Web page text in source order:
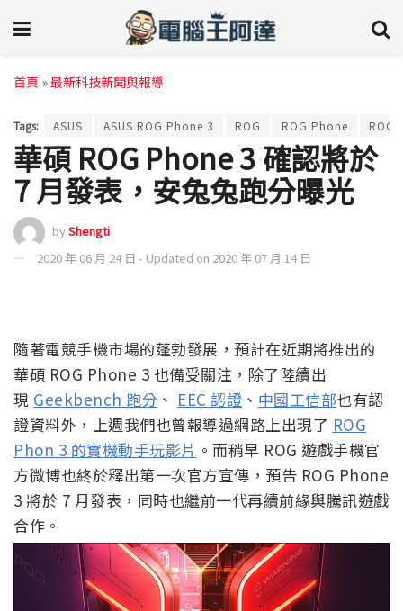
首頁 »最新科技新聞與報導
Tags: ASUS ASUS ROG Phone 3 ROG ROG Phone ROG
華碩 ROG Phone 3 確認將於
7 月發表，安兔兔跑分曝光
byShengti
2020 年 06 月 24 日 - Updated on 2020 年 07 月 14 日
隨著電競手機市場的蓬勃發展，預計在近期將推出的
華碩 ROG Phone 3 也備受關注，除了陸續出
現 Geekbench 跑分 、 EEC 認證 、 中國工信部也有認
證資料外，上週我們也曾報導過網路上出現了 ROG
Phon 3 的實機動手玩影片 。而稍早 ROG 遊戲手機官
方微博也終於釋出第一次官方宣傳，預告 ROG Phone
3 將於 7 月發表，同時也繼前一代再續前緣與騰訊遊戲
合作。